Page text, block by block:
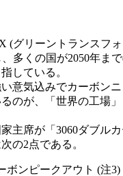
(グリーントランスフ
多くの国が2050年ま
している。
意気込みでカーボン
のが、「世界の工場
主席が「3060ダブル
の2点である。
ボンピークアウト (注3)